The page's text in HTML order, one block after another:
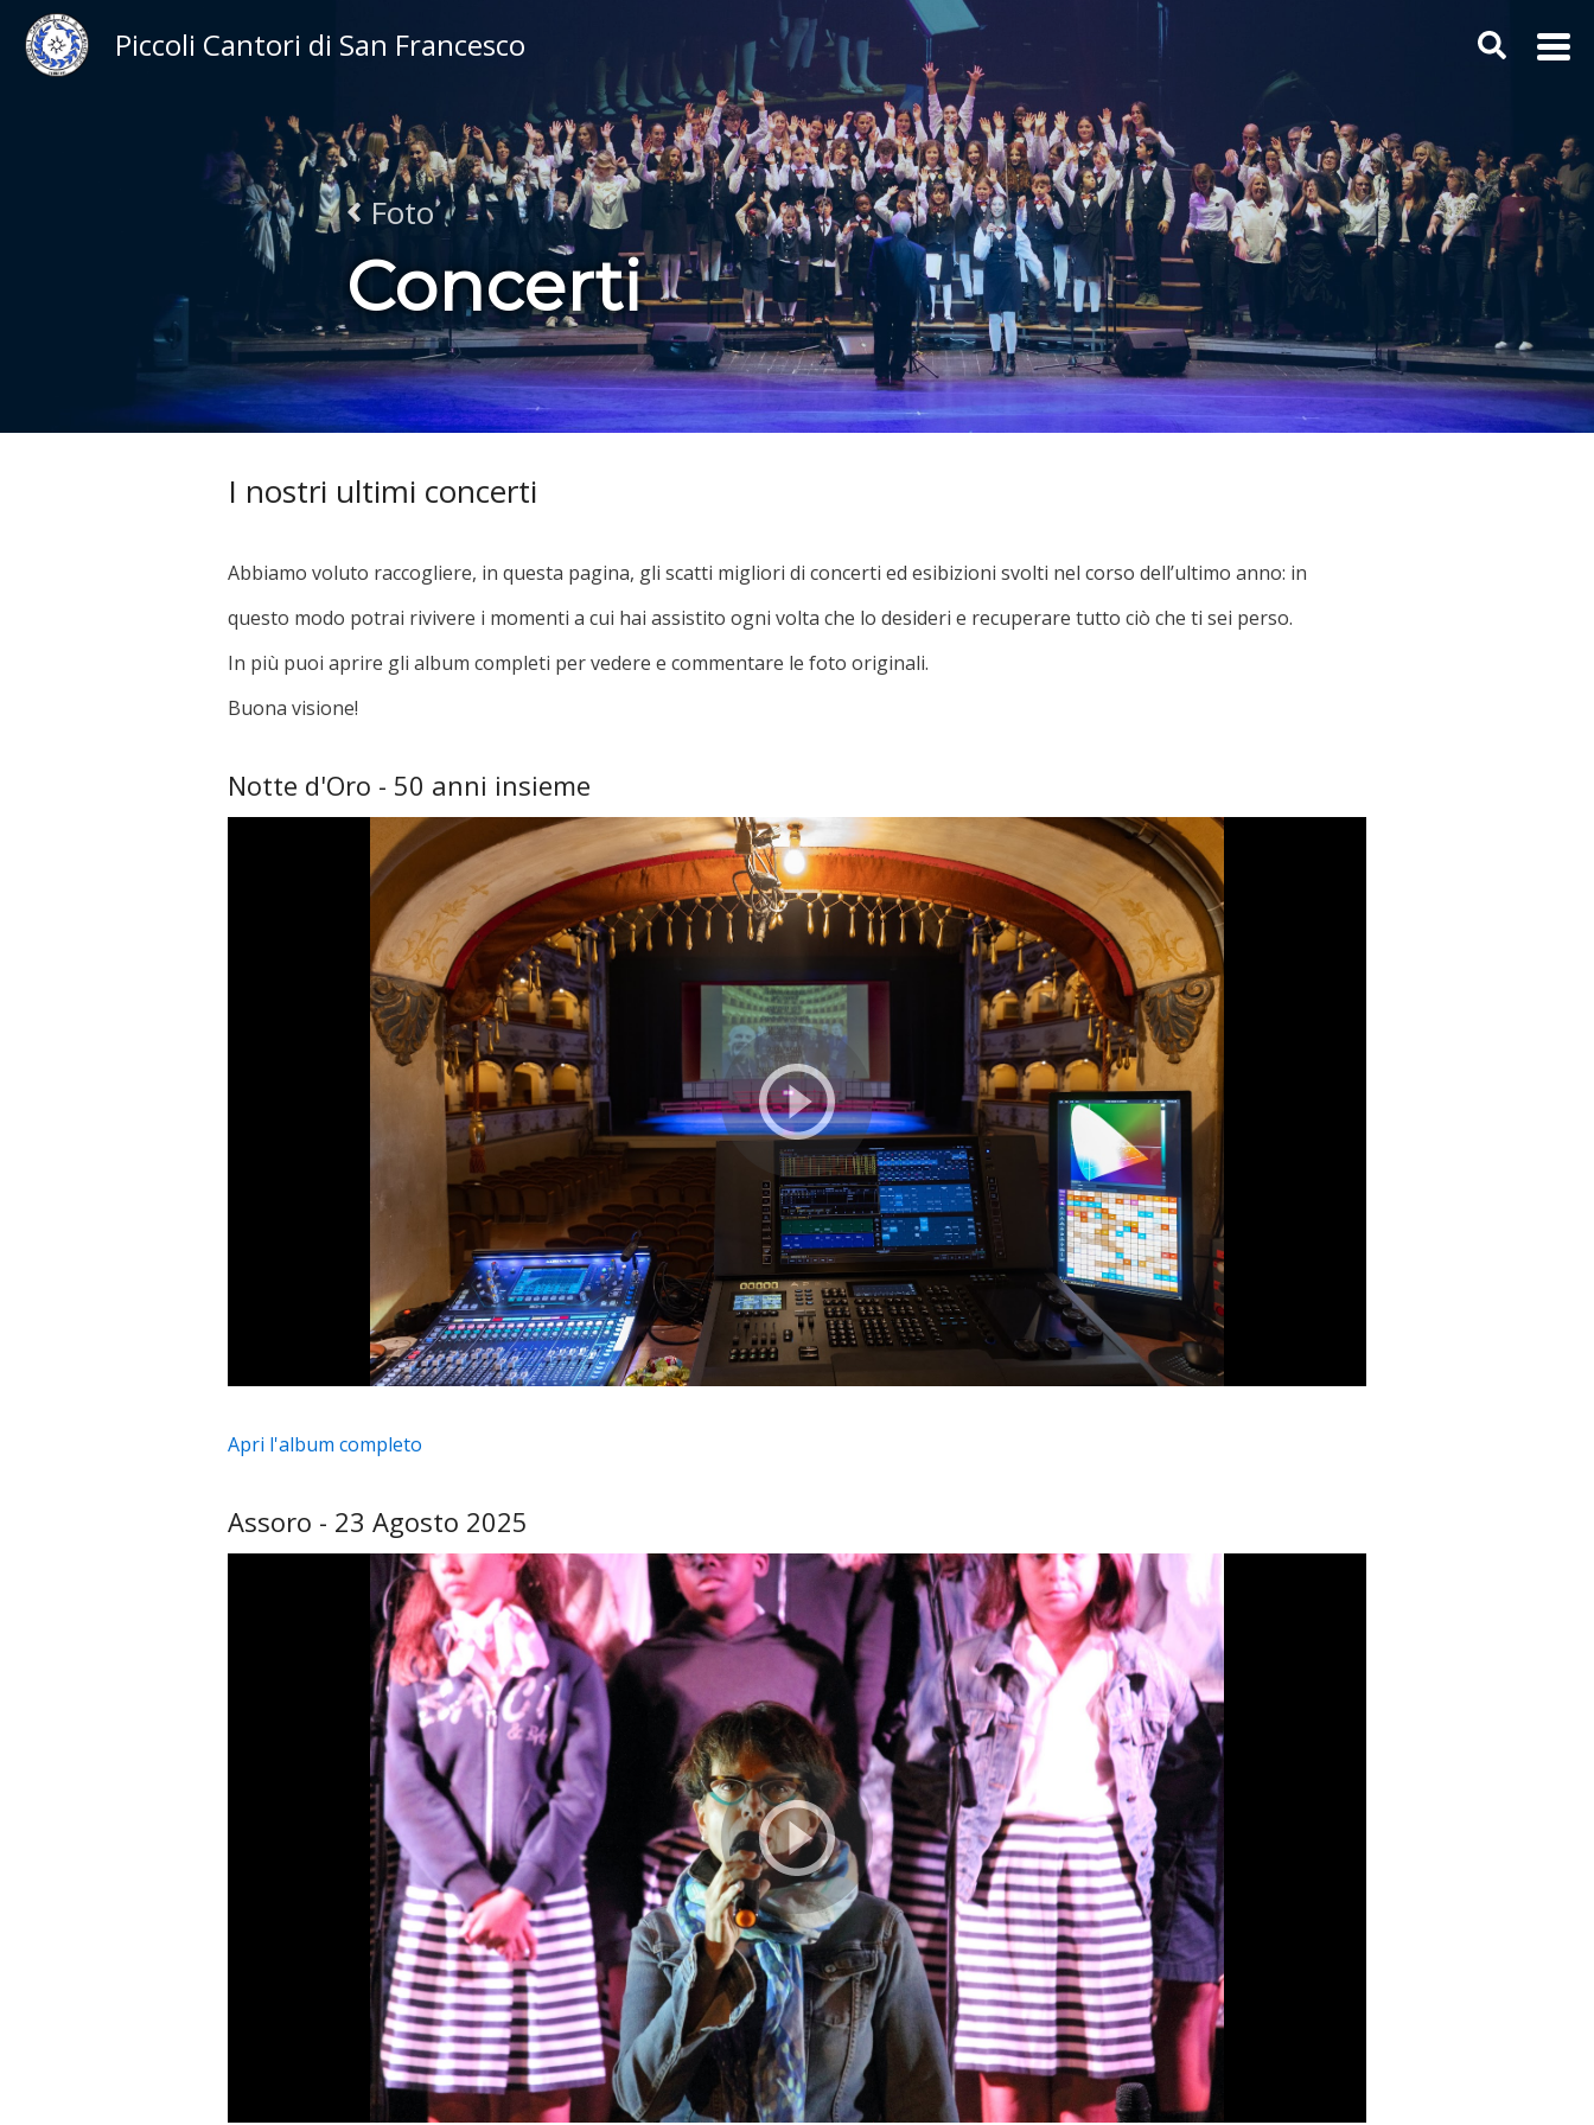
Piccoli Cantori di San Francesco
Foto
Concerti
I nostri ultimi concerti
Abbiamo voluto raccogliere, in questa pagina, gli scatti migliori di concerti ed esibizioni svolti nel corso dell’ultimo anno: in
questo modo potrai rivivere i momenti a cui hai assistito ogni volta che lo desideri e recuperare tutto ciò che ti sei perso.
In più puoi aprire gli album completi per vedere e commentare le foto originali.
Buona visione!
Notte d'Oro - 50 anni insieme
Apri l'album completo
Assoro - 23 Agosto 2025